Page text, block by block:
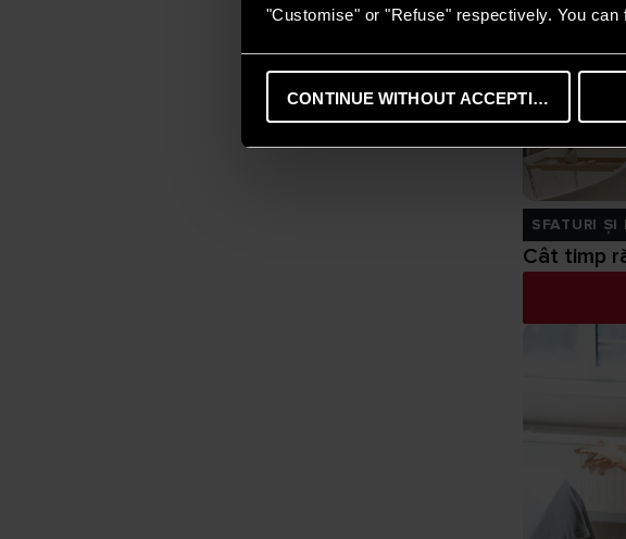
"Customise" or "Refuse" respectively. You
CONTINUE WITHOUT ACCEPTING
SFATURI ȘI
Cât timp